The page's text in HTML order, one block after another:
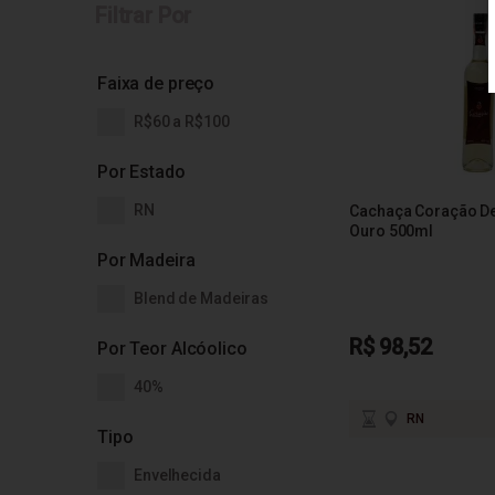
Por Estado
RN
Por Madeira
Blend de Madeiras
Por Teor Alcóolico
40%
Tipo
Envelhecida
Faixa de preço
R$60 a R$100
Cachaça Coração
Ouro 500ml
R$ 98,52
RN